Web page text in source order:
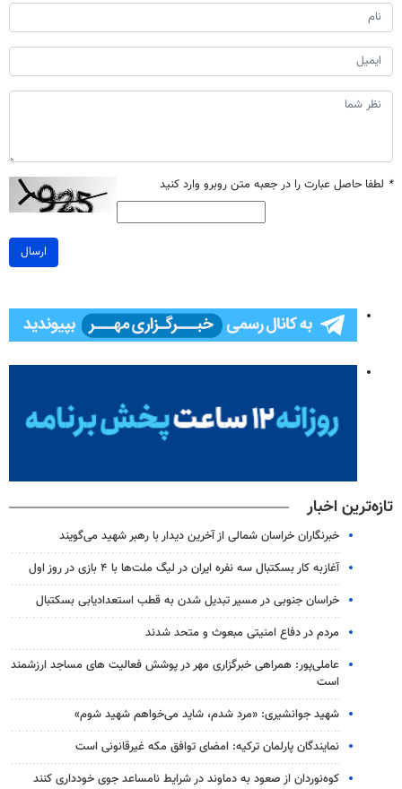
* لطفا حاصل عبارت را در جعبه متن روبرو وارد کنید
ارسال
تازه‌ترین اخبار
خبرنگاران خراسان شمالی از آخرین دیدار با رهبر شهید می‌گویند
آغازبه کار بسکتبال سه نفره ایران در لیگ ملت‌ها با ۴ بازی در روز اول
خراسان جنوبی در مسیر تبدیل شدن به قطب استعدادیابی بسکتبال
مردم در دفاع امنیتی مبعوث و متحد شدند
عاملی‌پور: همراهی خبرگزاری مهر در پوشش فعالیت های مساجد ارزشمند
است
شهید جوانشیری: «مرد شدم، شاید می‌خواهم شهید شوم»
نمایندگان پارلمان ترکیه: امضای توافق مکه غیرقانونی است
کوه‌نوردان از صعود به دماوند در شرایط نامساعد جوی خودداری کنند